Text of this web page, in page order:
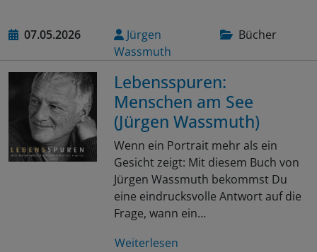
07.05.2026
Jürgen
Wassmuth
Bücher
Lebensspuren:
Menschen am See
(Jürgen Wassmuth)
Wenn ein Portrait mehr als ein
Gesicht zeigt: Mit diesem Buch von
Jürgen Wassmuth bekommst Du
eine eindrucksvolle Antwort auf die
Frage, wann ein…
Weiterlesen